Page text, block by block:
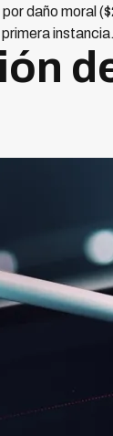
daño moral
instancia.